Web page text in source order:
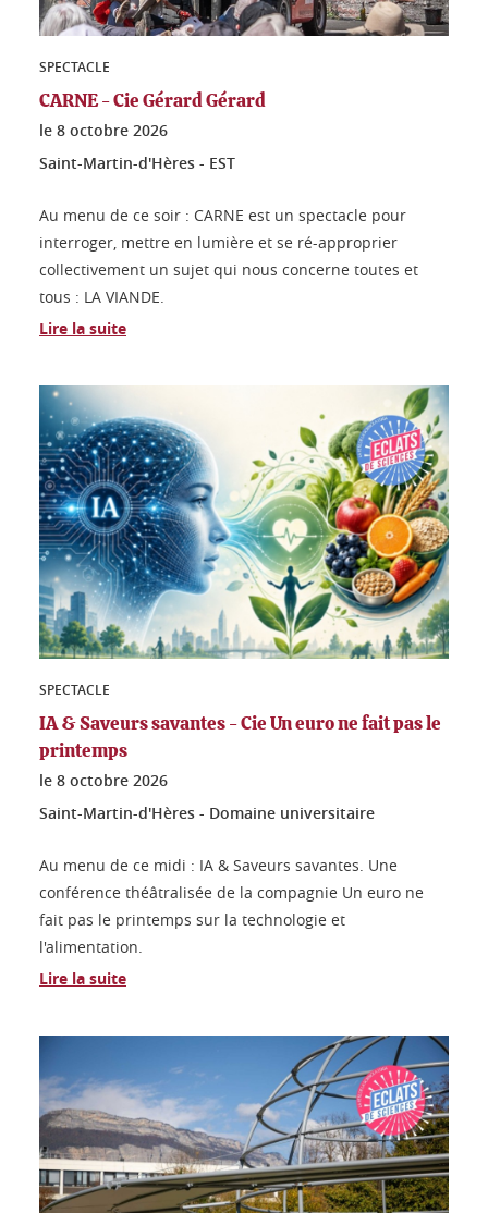
SPECTACLE
CARNE - Cie Gérard Gérard
le 8 octobre 2026
Saint-Martin-d'Hères - EST
Au menu de ce soir : CARNE est un spectacle pour
interroger, mettre en lumière et se ré-approprier
collectivement un sujet qui nous concerne toutes et
tous : LA VIANDE.
Lire la suite
SPECTACLE
IA & Saveurs savantes - Cie Un euro ne fait pas le
printemps
le 8 octobre 2026
Saint-Martin-d'Hères - Domaine universitaire
Au menu de ce midi : IA & Saveurs savantes. Une
conférence théâtralisée de la compagnie Un euro ne
fait pas le printemps sur la technologie et
l'alimentation.
Lire la suite